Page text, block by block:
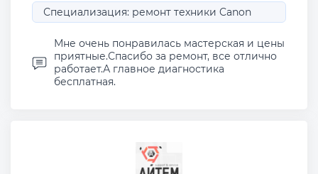
Специализация: ремонт техники Canon
Мне очень понравилась мастерская и цены
приятные.Спасибо за ремонт, все отлично
работает.А главное диагностика
бесплатная.